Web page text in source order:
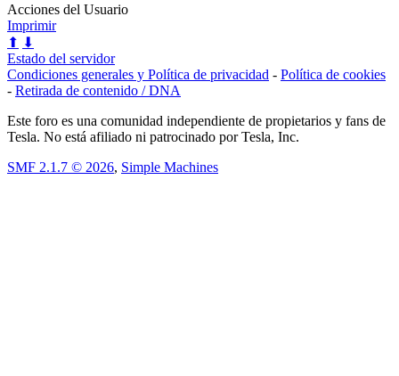
Acciones del Usuario
Imprimir
⬆ ⬇
Estado del servidor
Condiciones generales y Política de privacidad - Política de cookies
- Retirada de contenido / DNA
Este foro es una comunidad independiente de propietarios y fans de
Tesla. No está afiliado ni patrocinado por Tesla, Inc.
SMF 2.1.7 © 2026, Simple Machines